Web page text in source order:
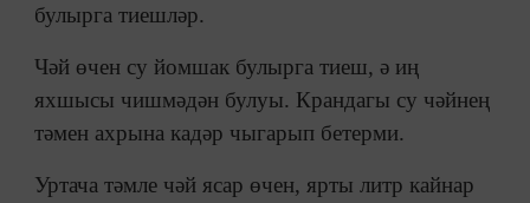
булырга тиешләр.
Чәй өчен су йомшак булырга тиеш, ә иң
яхшысы чишмәдән булуы. Крандагы су чәйнең
тәмен ахрына кадәр чыгарып бетерми.
Уртача тәмле чәй ясар өчен, ярты литр кайнар